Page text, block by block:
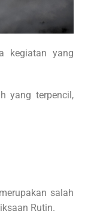
kegiatan yang
yang terpencil,
salah
Rutin.